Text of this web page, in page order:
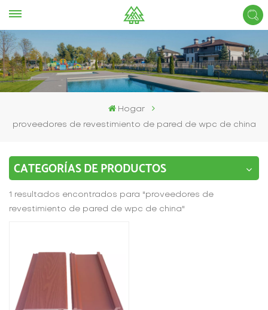
Hogar
proveedores de revestimiento de pared de wpc de china
CATEGORÍAS DE PRODUCTOS
1 resultados encontrados para "proveedores de
revestimiento de pared de wpc de china"